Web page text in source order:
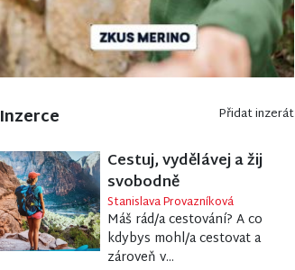
Inzerce Přidat inzerát
Cestuj, vydělávej a žij
svobodně
Stanislava Provazníková
Máš rád/a cestování? A co
kdybys mohl/a cestovat a
zároveň v...